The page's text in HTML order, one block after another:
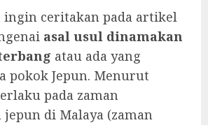
ingin ceritakan pada artikel
asal usul dinamakan
atau ada yang
pokok Jepun. Menurut
pada zaman
di Malaya (zaman